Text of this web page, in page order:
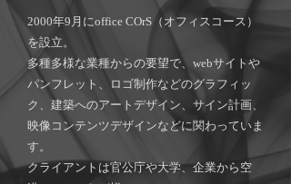
2000年9月にoffice COrS（オフィスコース）
を設立。
多種多様な業種からの要望で、webサイトや
パンフレット、ロゴ制作などのグラフィッ
ク、建築へのアートデザイン、サイン計画、
映像コンテンツデザインなどに関わっていま
す。
クライアントは官公庁や大学、企業から空